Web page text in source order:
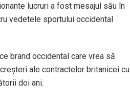
lucruri a fost mesajul său în
vedetele sportului occidental
brand occidental care vrea să
ale contractelor britanicei cu
doi ani.